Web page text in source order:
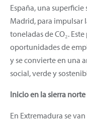
España, una
Madrid, para impulsar
toneladas de CO₂.
oportunidades de
y se convierte en una
social, verde y
Inicio en la sierra norte
En Extremadura se